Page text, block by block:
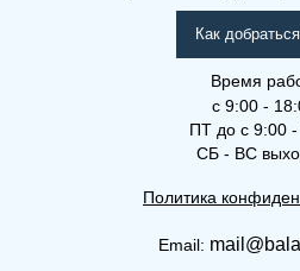
Как добраться
Время
с 9:00 -
ПТ до с 9:00
СБ - ВС
Политика
Email: